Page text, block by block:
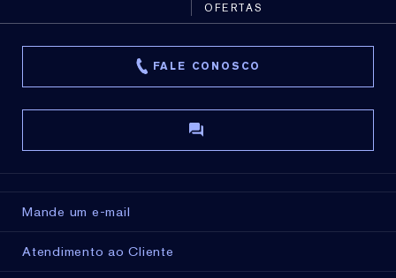
OFERTAS
FALE CONOSCO
Mande um e-mail
Atendimento ao Cliente